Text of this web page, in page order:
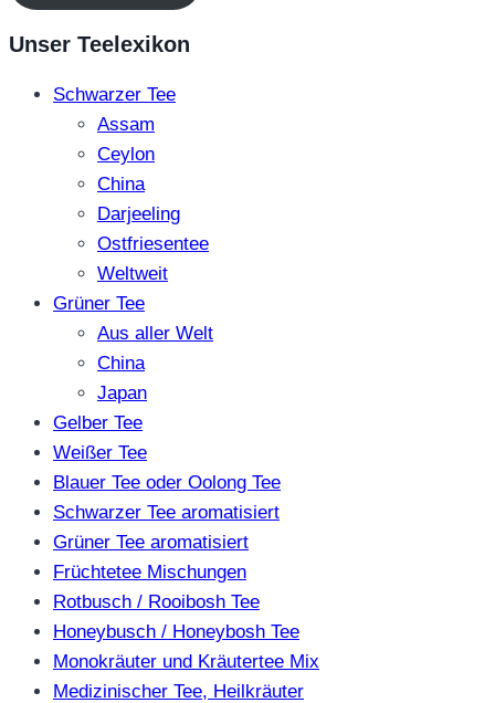
Unser Teelexikon
Schwarzer Tee
Assam
Ceylon
China
Darjeeling
Ostfriesentee
Weltweit
Grüner Tee
Aus aller Welt
China
Japan
Gelber Tee
Weißer Tee
Blauer Tee oder Oolong Tee
Schwarzer Tee aromatisiert
Grüner Tee aromatisiert
Früchtetee Mischungen
Rotbusch / Rooibosh Tee
Honeybusch / Honeybosh Tee
Monokräuter und Kräutertee Mix
Medizinischer Tee, Heilkräuter